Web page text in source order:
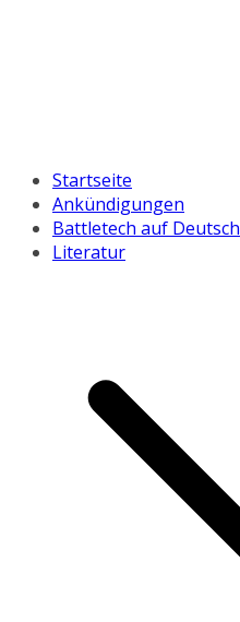
Startseite
Ankündigungen
Battletech auf Deutsch
Literatur